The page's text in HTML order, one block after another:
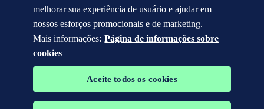
melhorar sua experiência de usuário e ajudar em
nossos esforços promocionais e de marketing.
Mais informações: Página de informações sobre
cookies
Aceite todos os cookies